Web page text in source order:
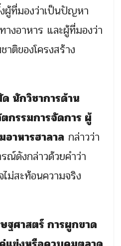
ผู้ที่มองว่าเป็นปัญหา
งอาหาร และผู้ที่มองว่า
ติของโครงสร้าง
นักวิชาการด้าน
กรรมการจัดการ ผู้
อาหารฮาลาล กล่าวว่า
ณ์ดังกล่าวด้วยคำว่า
ไม่สะท้อนความจริง
ฐศาสตร์ การผูกขาด